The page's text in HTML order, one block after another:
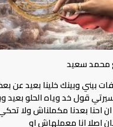
محمد سعيد
بيني وبينك خلينا بعيد عن
قول خد وياه الحلو بعيد
احنا بعدنا مكملناش ولا
اصلا انا معملهاش او